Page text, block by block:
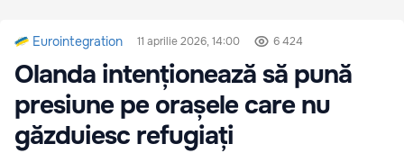
Eurointegration 11 aprilie 2026, 14:00 6 424
Olanda intenționează să pună
presiune pe orașele care nu
găzduiesc refugiați